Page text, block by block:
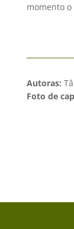
momento
Autoras:
Foto de